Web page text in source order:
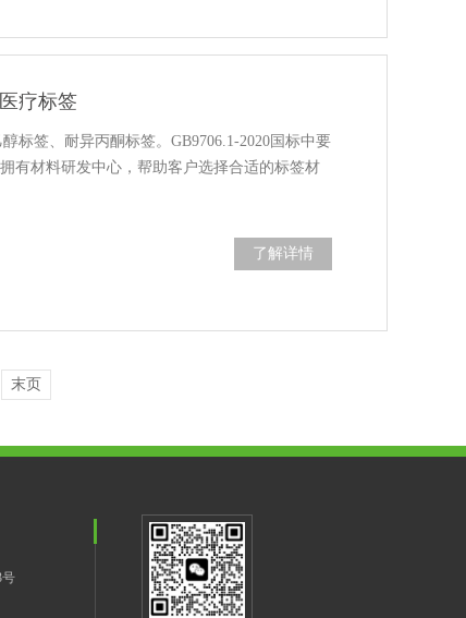
疗标签
标签、耐异丙酮标签。GB9706.1-2020国标中要
有材料研发中心，帮助客户选择合适的标签材
了解详情
末页
号